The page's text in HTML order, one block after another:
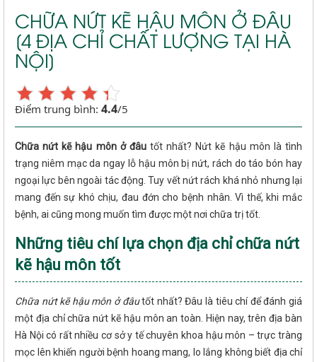
Nứt kẽ hậu môn
CHỮA NỨT KẼ HẬU MÔN Ở ĐÂU
[4 ĐỊA CHỈ CHẤT LƯỢNG TẠI HÀ
NỘI]
Điểm trung bình: 4.4/5
Chữa nứt kẽ hậu môn ở đâutốt nhất? Nứt kẽ hậu môn là tình
trạng niêm mạc da ngay lỗ hậu môn bị nứt, rách do táo bón hay
ngoại lực bên ngoài tác động. Tuy vết nứt rách khá nhỏ nhưng lại
mang đến sự khó chịu, đau đớn cho bệnh nhân. Vì thế, khi mắc
bệnh, ai cũng mong muốn tìm được một nơi chữa trị tốt.
Những tiêu chí lựa chọn địa chỉ chữa nứt
kẽ hậu môn tốt
Chữa nứt kẽ hậu môn ở đâutốt nhất? Đâu là tiêu chí để đánh giá
một địa chỉ chữa nứt kẽ hậu môn an toàn. Hiện nay, trên địa bàn
Hà Nội có rất nhiều cơ sở y tế chuyên khoa hậu môn – trực tràng
mọc lên khiến người bệnh hoang mang, lo lắng không biết địa chỉ